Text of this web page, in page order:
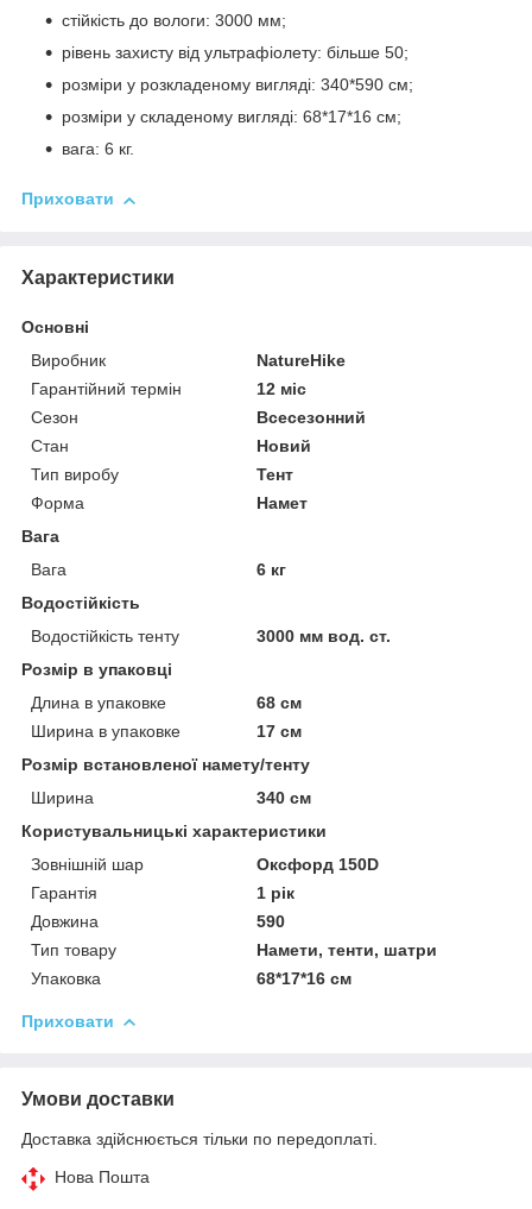
стійкість до вологи: 3000 мм;
рівень захисту від ультрафіолету: більше 50;
розміри у розкладеному вигляді: 340*590 см;
розміри у складеному вигляді: 68*17*16 см;
вага: 6 кг.
Приховати
Характеристики
Основні
Виробник
NatureHike
Гарантійний термін
12 міс
Сезон
Всесезонний
Стан
Новий
Тип виробу
Тент
Форма
Намет
Вага
Вага
6 кг
Водостійкість
Водостійкість тенту
3000 мм вод. ст.
Розмір в упаковці
Длина в упаковке
68 см
Ширина в упаковке
17 см
Розмір встановленої намету/тенту
Ширина
340 см
Користувальницькі характеристики
Зовнішній шар
Оксфорд 150D
Гарантія
1 рік
Довжина
590
Тип товару
Намети, тенти, шатри
Упаковка
68*17*16 см
Приховати
Умови доставки
Доставка здійснюється тільки по передоплаті.
Нова Пошта